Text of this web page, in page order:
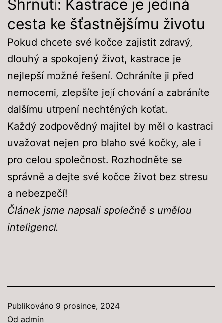
Shrnutí: Kastrace je jediná
cesta ke šťastnějšímu životu
Pokud chcete své kočce zajistit zdravý,
dlouhý a spokojený život, kastrace je
nejlepší možné řešení. Ochráníte ji před
nemocemi, zlepšíte její chování a zabráníte
dalšímu utrpení nechtěných koťat.
Každý zodpovědný majitel by měl o kastraci
uvažovat nejen pro blaho své kočky, ale i
pro celou společnost. Rozhodněte se
správně a dejte své kočce život bez stresu
a nebezpečí!
Článek jsme napsali společně s umělou
inteligencí.
Publikováno 9 prosince, 2024
Od admin